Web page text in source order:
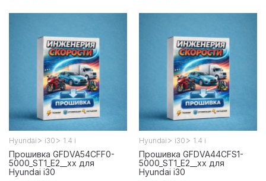
Hyundai > i30 > 1.4 i
Прошивка GFDVA54CFF0-
5000_ST1_E2__xx для
Hyundai i30
Hyundai > i30 > 1.4 i
Прошивка GFDVA44CFS1-
5000_ST1_E2__xx для
Hyundai i30